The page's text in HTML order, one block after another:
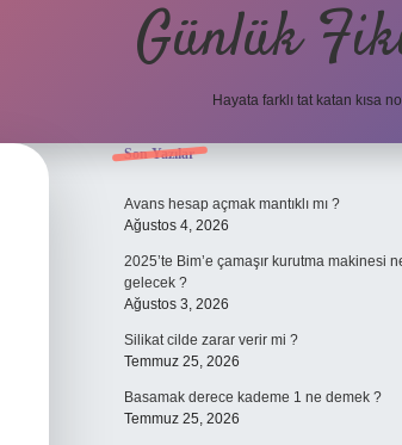
Günlük
Hayata farklı tat katan kısa
Sidebar
Son Yazılar
Avans hesap açmak mantıklı mı ?
Ağustos 4, 2026
2025’te Bim’e çamaşır kurutma makinesi
gelecek ?
Ağustos 3, 2026
Silikat cilde zarar verir mi ?
Temmuz 25, 2026
Basamak derece kademe 1 ne demek ?
Temmuz 25, 2026